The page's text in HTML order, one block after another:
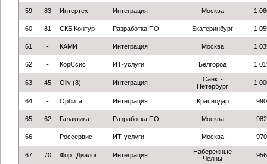
59 83 Интертех Интеграция Москва 1
60 81 СКБ Контур Разработка ПО Екатеринбург 1
61 - КАМИ Интеграция Москва 1
62 - КорСсис ИТ-услуги Белгород 1
63 45 Olly (8) Интеграция
Санкт-
Петербург
1
64 - Орбита Интеграция Краснодар
65 62 Галактика Разработка ПО Москва
66 - Россервис ИТ-услуги Москва
67 70 Форт Диалог Интеграция
Набережные
Челны